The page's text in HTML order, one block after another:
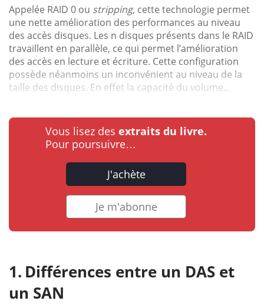
Appelée RAID 0 ou stripping, cette technologie permet
une nette amélioration des performances au niveau
des accès disques. Les n disques présents dans le RAID
travaillent en parallèle, ce qui permet l’amélioration
des accès en lecture et écriture. Cette configuration
possède néanmoins un inconvénient au niveau de la
taille des disques. En effet la capacité du volume...
Vous lisez des extraits du livre.
Pour poursuivre…
J'achète
Je m'abonne
Différences entre un DAS et
un SAN